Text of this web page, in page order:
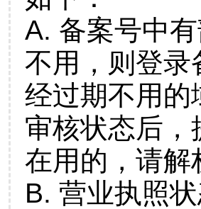
A. 备案号中
不用，则登录
经过期不用的
审核状态后
在用的，请解
B. 营业执照